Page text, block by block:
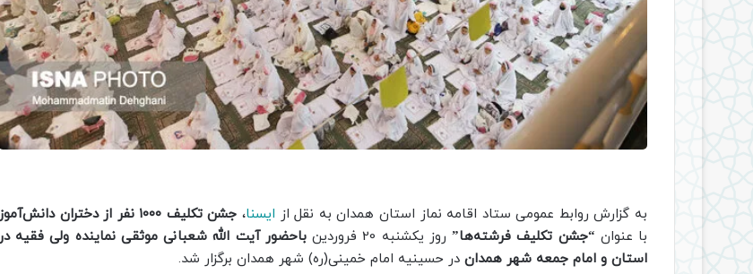
به گزارش روابط عمومی ستاد اقامه نماز استان همدان به نقل از ایسنا، جشن تکلیف ۱۰۰۰ نفر از دختران دانش‌آموز
با عنوان “جشن تکلیف فرشته‌ها”روز یکشنبه 20 فروردین
باحضور آیت الله شعبانی موثقی نماینده ولی فقیه در
استان و امام جمعه شهر همدان در حسینیه امام خمینی(ره) شهر همدان برگزار شد.